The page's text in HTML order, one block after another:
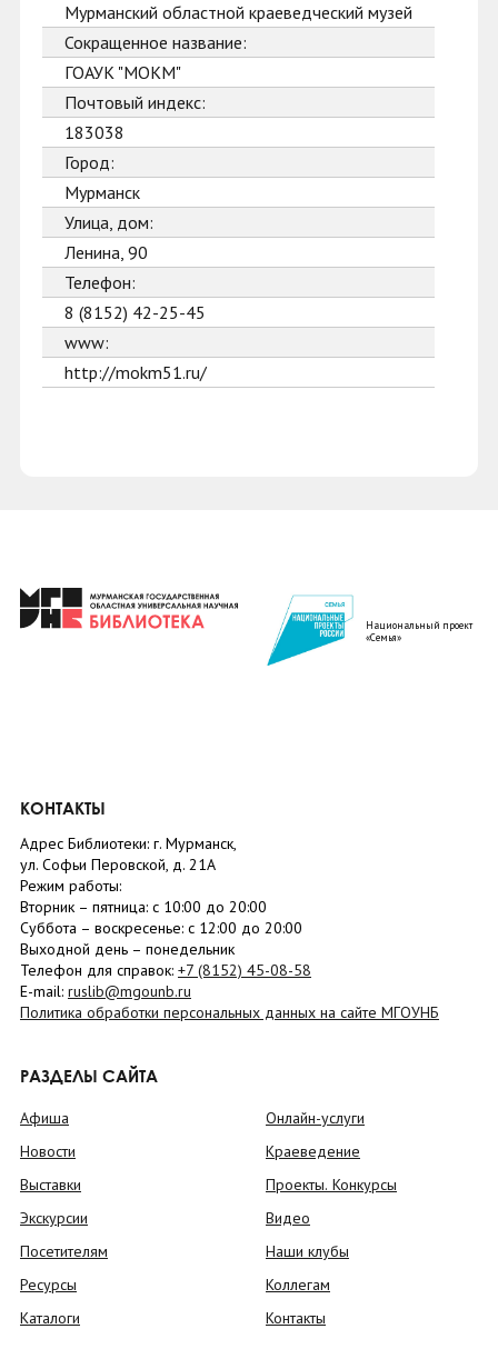
Мурманский областной краеведческий музей
Сокращенное название:
ГОАУК "МОКМ"
Почтовый индекс:
183038
Город:
Мурманск
Улица, дом:
Ленина, 90
Телефон:
8 (8152) 42-25-45
www:
http://mokm51.ru/
Национальный проект
«Семья»
КОНТАКТЫ
Адрес Библиотеки: г. Мурманск,
ул. Софьи Перовской, д. 21А
Режим работы:
Вторник – пятница: с 10:00 до 20:00
Суббота – воскресенье: c 12:00 до 20:00
Выходной день – понедельник
Телефон для справок: +7 (8152) 45-08-58
E-mail: ruslib@mgounb.ru
Политика обработки персональных данных на сайте МГОУНБ
РАЗДЕЛЫ САЙТА
Афиша
Новости
Выставки
Экскурсии
Посетителям
Ресурсы
Каталоги
Онлайн-услуги
Краеведение
Проекты. Конкурсы
Видео
Наши клубы
Коллегам
Контакты